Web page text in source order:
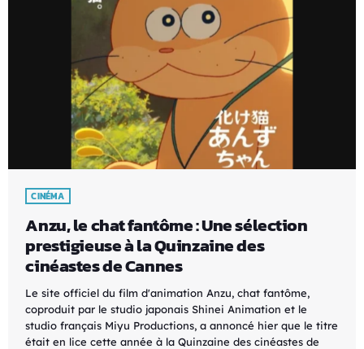
CINÉMA
Anzu, le chat fantôme : Une sélection
prestigieuse à la Quinzaine des
cinéastes de Cannes
Le site officiel du film d'animation Anzu, chat fantôme,
coproduit par le studio japonais Shinei Animation et le
studio français Miyu Productions, a annoncé hier que le titre
était en lice cette année à la Quinzaine des cinéastes de